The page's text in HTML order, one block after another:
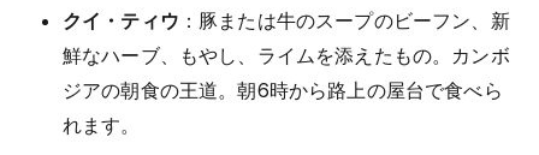
クイ・ティウ ：豚または牛のスープのビーフン、新
鮮なハーブ、もやし、ライムを添えたもの。カンボ
ジアの朝食の王道。朝6時から路上の屋台で食べら
れます。